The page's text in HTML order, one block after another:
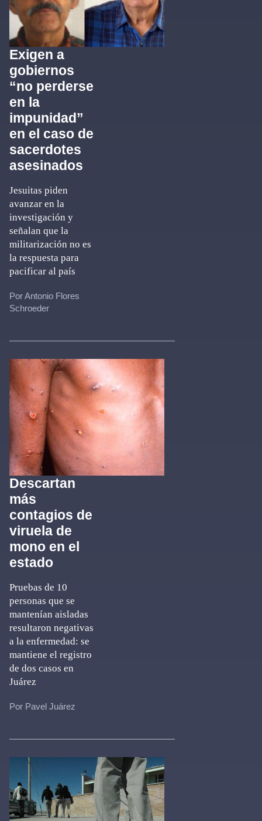
Exigen a
gobiernos
“no perderse
en la
impunidad”
en el caso de
sacerdotes
asesinados
Jesuitas piden
avanzar en la
investigación y
señalan que la
militarización no es
la respuesta para
pacificar al país
Por Antonio Flores
Schroeder
Descartan
más
contagios de
viruela de
mono en el
estado
Pruebas de 10
personas que se
mantenían aisladas
resultaron negativas
a la enfermedad: se
mantiene el registro
de dos casos en
Juárez
Por Pavel Juárez